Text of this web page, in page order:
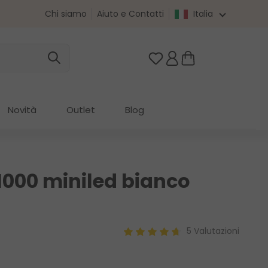
Chi siamo Aiuto e Contatti Italia
Hai 0 articoli nella
Novità Outlet Blog
miniled bianco
5 Valutazioni